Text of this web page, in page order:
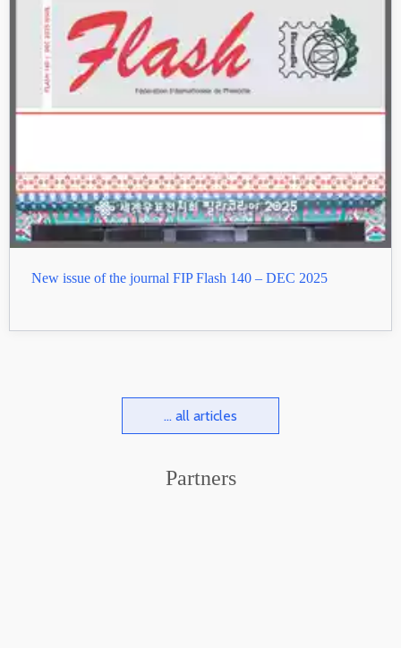
New issue of the journal FIP Flash 140 – DEC 2025
... all articles
Partners